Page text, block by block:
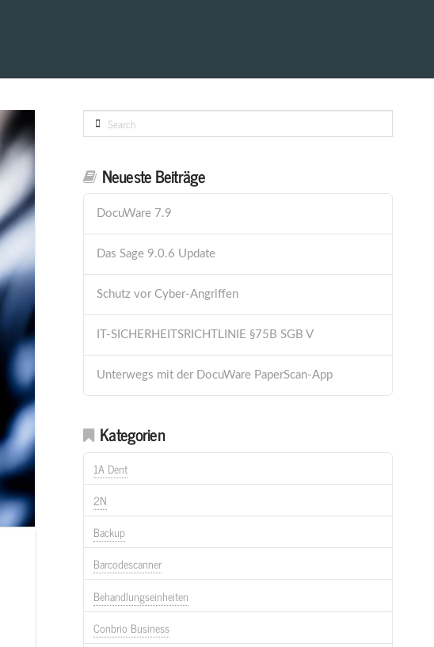
Search
Neueste Beiträge
DocuWare 7.9
Das Sage 9.0.6 Update
Schutz vor Cyber-Angriffen
IT-SICHERHEITSRICHTLINIE §75B SGB V
Unterwegs mit der DocuWare PaperScan-App
Kategorien
1A Dent
2N
Backup
Barcodescanner
Behandlungseinheiten
Conbrio Business